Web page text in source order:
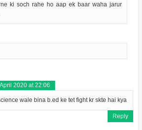
ki soch rahe ho aap ek baar waha jarur
2020 at 22:06
wale bina b.ed ke tet fight kr skte hai kya
Reply